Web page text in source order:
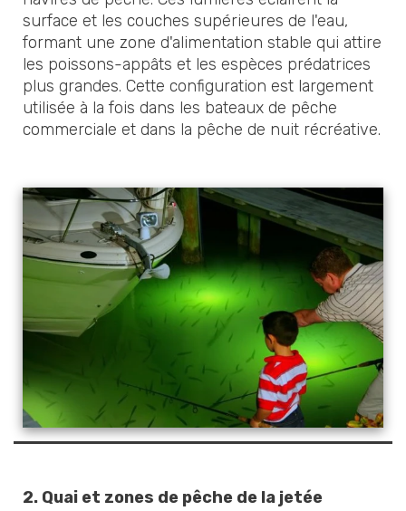
surface et les couches supérieures de l'eau,
formant une zone d'alimentation stable qui attire
les poissons-appâts et les espèces prédatrices
plus grandes. Cette configuration est largement
utilisée à la fois dans les bateaux de pêche
commerciale et dans la pêche de nuit récréative.
2. Quai et zones de pêche de la jetée